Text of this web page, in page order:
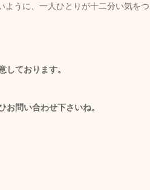
ように、一人ひとりが十二分い気をつ
ております。
お問い合わせ下さいね。